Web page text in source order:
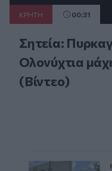
ΚΡΗΤΗ 00:31
Σητεία:
Ολονύχτια
(Βίντεο)